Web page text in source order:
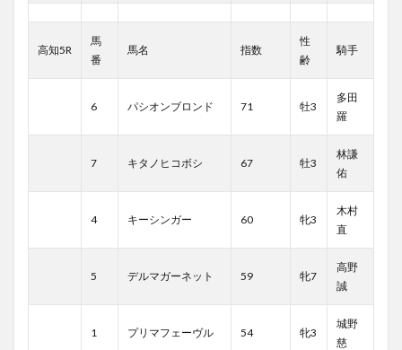
高知5R
馬
番
馬名 指数
性
齢
騎手
6 パシオンブロンド 71 牡3
多田
羅
7 キタノヒコボシ 67 牡3
林謙
佑
4 キーシンガー 60 牝3
木村
直
5 デルマガーネット 59 牝7
高野
誠
1 プリマフェーヴル 54 牝3
城野
慈